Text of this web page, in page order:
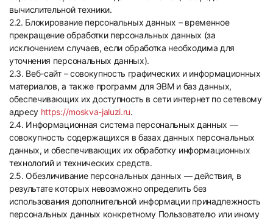
вычислительной техники.
2.2. Блокирование персональных данных – временное
прекращение обработки персональных данных (за
исключением случаев, если обработка необходима для
уточнения персональных данных).
2.3. Веб-сайт – совокупность графических и информационных
материалов, а также программ для ЭВМ и баз данных,
обеспечивающих их доступность в сети интернет по сетевому
адресу https://moskva-jaluzi.ru.
2.4. Информационная система персональных данных —
совокупность содержащихся в базах данных персональных
данных, и обеспечивающих их обработку информационных
технологий и технических средств.
2.5. Обезличивание персональных данных — действия, в
результате которых невозможно определить без
использования дополнительной информации принадлежность
персональных данных конкретному Пользователю или иному